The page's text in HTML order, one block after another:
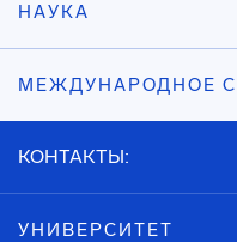
НАУКА
МЕЖДУНАРОДНОЕ
КОНТАКТЫ:
УНИВЕРСИТЕТ